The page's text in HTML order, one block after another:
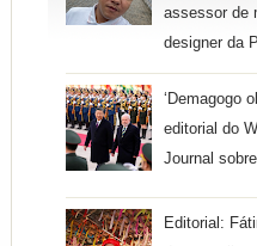
assessor de
designer da
‘Demagogo
editorial do
Journal
Editorial: